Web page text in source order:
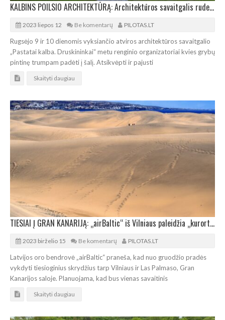
KALBINS POILSIO ARCHITEKTŪRĄ: Architektūros savaitgalis rudenį atvyksta į Druskininkus
2023 liepos 12 Be komentarų PILOTAS.LT
Rugsėjo 9 ir 10 dienomis vyksiančio atviros architektūros savaitgalio
„Pastatai kalba. Druskininkai“ metu renginio organizatoriai kvies grybų
pintinę trumpam padėti į šalį. Atsikvėpti ir pajusti
Skaityti daugiau
TIESIAI Į GRAN KANARIJĄ: „airBaltic“ iš Vilniaus paleidžia „kurortinę“ skrydžių kryptį
2023 birželio 15 Be komentarų PILOTAS.LT
Latvijos oro bendrovė „airBaltic“ praneša, kad nuo gruodžio pradės
vykdyti tiesioginius skrydžius tarp Vilniaus ir Las Palmaso, Gran
Kanarijos saloje. Planuojama, kad bus vienas savaitinis
Skaityti daugiau